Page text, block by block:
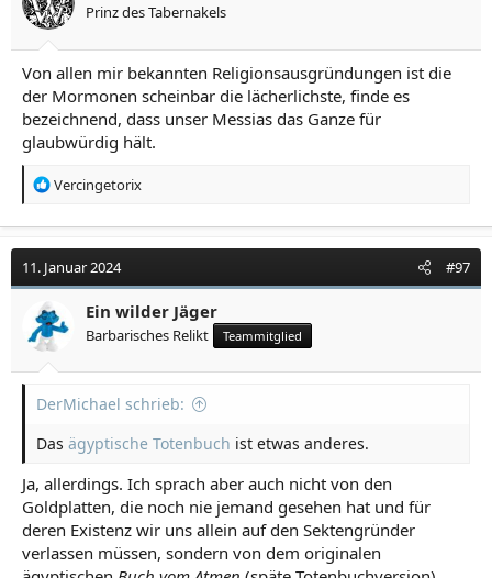
Prinz des Tabernakels
Von allen mir bekannten Religionsausgründungen ist die
der Mormonen scheinbar die lächerlichste, finde es
bezeichnend, dass unser Messias das Ganze für
glaubwürdig hält.
R
a
t
i
n
e
Vercingetorix
11. Januar 2024 #97
Ein wilder Jäger
Barbarisches Relikt Teammitglied
DerMichael schrieb:
Das ägyptische Totenbuch ist etwas anderes.
Ja, allerdings. Ich sprach aber auch nicht von den
Goldplatten, die noch nie jemand gesehen hat und für
deren Existenz wir uns allein auf den Sektengründer
verlassen müssen, sondern von dem originalen